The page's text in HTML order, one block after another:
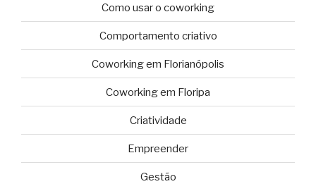
Como usar o coworking
Comportamento criativo
Coworking em Florianópolis
Coworking em Floripa
Criatividade
Empreender
Gestão